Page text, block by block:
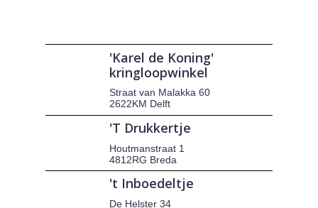
'Karel de Koning'
kringloopwinkel
Straat van Malakka 60
2622KM Delft
'T Drukkertje
Houtmanstraat 1
4812RG Breda
't Inboedeltje
De Helster 34